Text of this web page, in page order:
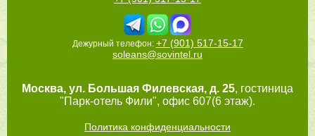
Дежурный телефон: +7 (901) 517-15-17
soleans@sovintel.ru
Москва, ул. Большая Филевская, д. 25, гостиница
"Парк-отель Фили", офис 607(6 этаж).
Политика конфиденциальности